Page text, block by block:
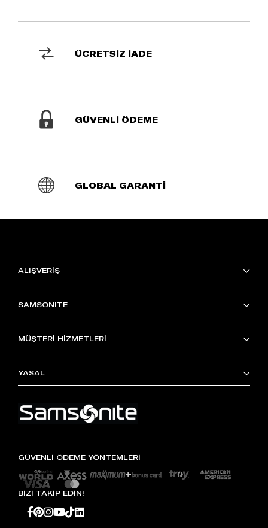
ÜCRETSİZ İADE
GÜVENLİ ÖDEME
GLOBAL GARANTİ
ALIŞVERİŞ
SAMSONITE
MÜŞTERİ HİZMETLERİ
YASAL
GÜVENLİ ÖDEME YÖNTEMLERİ
BİZİ TAKİP EDİN!